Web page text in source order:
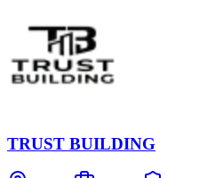
TRUST BUILDING